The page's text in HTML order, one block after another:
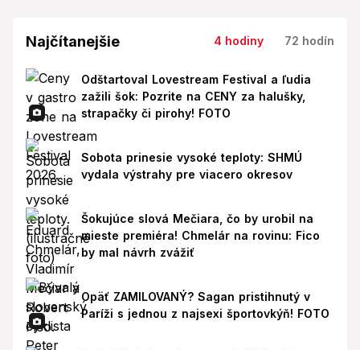
Najčítanejšie 4 hodiny 72 hodín
Odštartoval Lovestream Festival a ľudia
zažili šok: Pozrite na CENY za halušky,
strapačky či pirohy! FOTO
Sobota prinesie vysoké teploty: SHMÚ
vydala výstrahy pre viacero okresov
Šokujúce slová Mečiara, čo by urobil na
mieste premiéra! Chmelár na rovinu: Fico
by mal návrh zvážiť
Opäť ZAMILOVANÝ? Sagan pristihnutý v
Paríži s jednou z najsexi športovkýň! FOTO